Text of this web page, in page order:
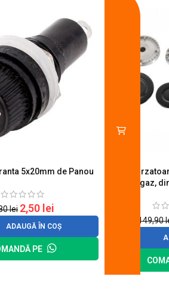
5x20mm de Panou
lei 2,50 lei
ADAUGĂ ÎN COȘ
PE
Set 4
aragaz,
149,90